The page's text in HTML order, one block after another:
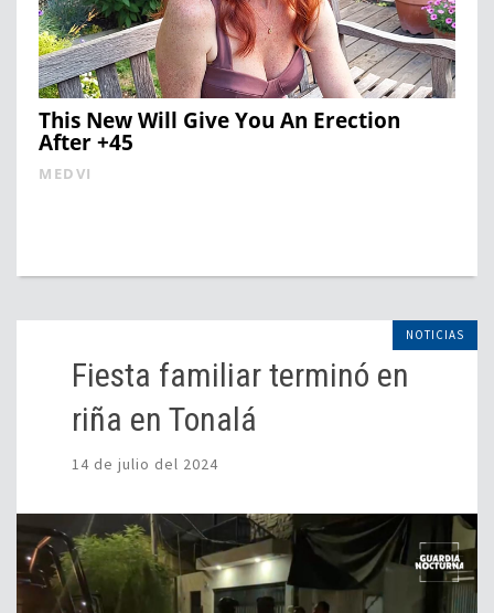
This New Will Give You An Erection
After +45
MEDVI
NOTICIAS
Fiesta familiar terminó en
riña en Tonalá
14 de julio del 2024